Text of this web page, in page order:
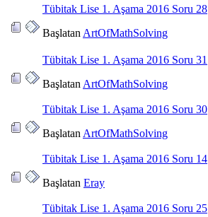
Tübitak Lise 1. Aşama 2016 Soru 28
Başlatan ArtOfMathSolving
Tübitak Lise 1. Aşama 2016 Soru 31
Başlatan ArtOfMathSolving
Tübitak Lise 1. Aşama 2016 Soru 30
Başlatan ArtOfMathSolving
Tübitak Lise 1. Aşama 2016 Soru 14
Başlatan Eray
Tübitak Lise 1. Aşama 2016 Soru 25